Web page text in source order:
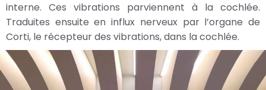
interne. Ces vibrations parviennent à la cochlée.
Traduites ensuite en influx nerveux par l’organe de
Corti, le récepteur des vibrations, dans la cochlée.